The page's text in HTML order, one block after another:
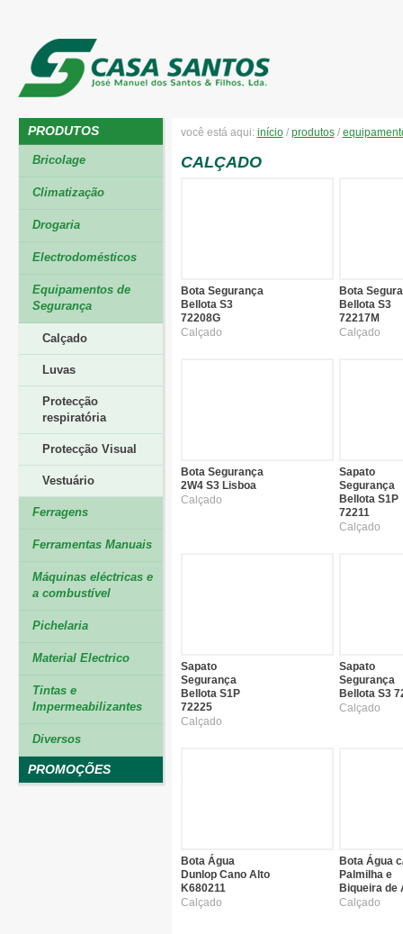
PRODUTOS
Bricolage
Climatização
Drogaria
Electrodomésticos
Equipamentos de
Segurança
Calçado
Luvas
Protecção
respiratória
Protecção Visual
Vestuário
Ferragens
Ferramentas Manuais
Máquinas eléctricas e
a combustível
Pichelaria
Material Electrico
Tintas e
Impermeabilizantes
Diversos
PROMOÇÕES
você está aqui: início/ produtos/
CALÇADO
Bota Segurança
Bellota S3
72208G
Calçado
Bota
Bellota S3
72217M
Calçado
Bota Segurança
2W4 S3 Lisboa
Calçado
Sapato
Segurança
Bellota S1P
72211
Calçado
Sapato
Segurança
Bellota S1P
72225
Calçado
Sapato
Segurança
Bellota S3
Calçado
Bota Água
Dunlop Cano Alto
K680211
Calçado
Bota Água
Palmilha e
Biqueira de
Calçado